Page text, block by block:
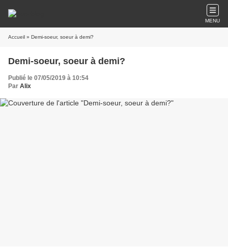
MENU
Accueil » Demi-soeur, soeur à demi?
Demi-soeur, soeur à demi?
Publié le 07/05/2019 à 10:54
Par Alix